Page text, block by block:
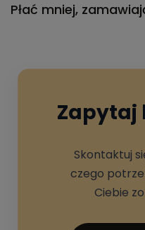
Płać mniej,
Zapytaj
Skontaktuj
czego
Ciebie